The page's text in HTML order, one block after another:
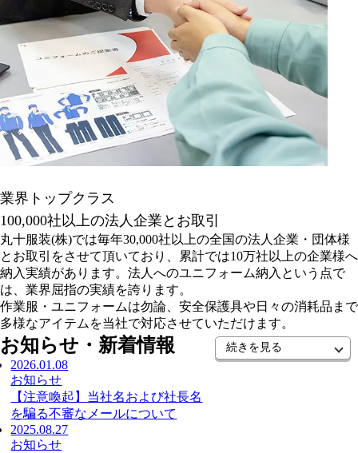
業界トップクラス
100,000社以上の法人企業とお取引
丸十服装(株)では毎年30,000社以上の全国の法人企業・団体様
とお取引をさせて頂いており、累計では10万社以上の企業様へ
納入実績があります。法人へのユニフォーム納入という点で
は、業界屈指の実績を誇ります。
作業服・ユニフォームは勿論、安全保護具や日々の消耗品まで
多様なアイテムを当社で対応させていただけます。
続きを見る
お知らせ・新着情報
2026.01.08
お知らせ
【注意喚起】当社名および社長名
を騙る不審なメールについて
2025.08.27
お知らせ